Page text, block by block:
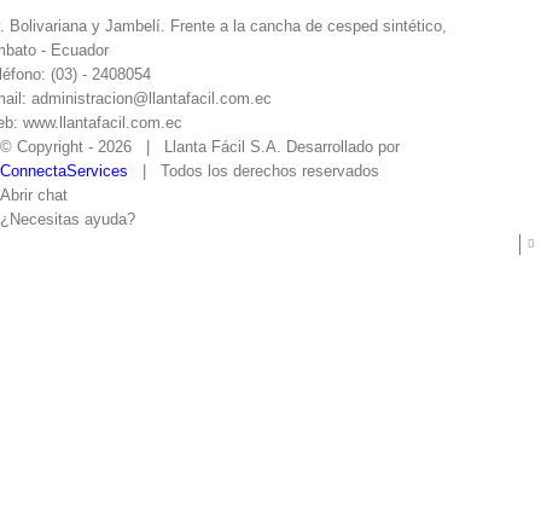

Bolivariana y Jambelí. Frente a la cancha de cesped sintético,
- Ecuador
(03) - 2408054
administracion@llantafacil.com.ec
www.llantafacil.com.ec
© Copyright - 2026 | Llanta Fácil S.A. Desarrollado por
ConnectaServices | Todos los derechos reservados
Abrir chat
¿Necesitas ayuda?